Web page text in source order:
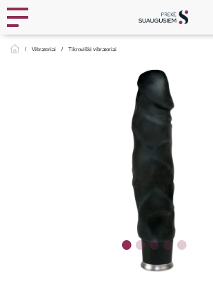
Vibratoriai Tikroviški vibratoriai